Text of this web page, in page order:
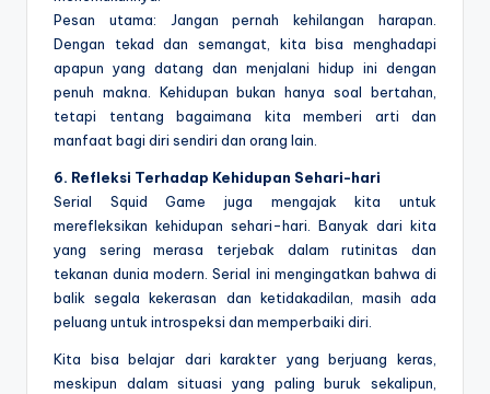
Pesan utama: Jangan pernah kehilangan harapan.
Dengan tekad dan semangat, kita bisa menghadapi
apapun yang datang dan menjalani hidup ini dengan
penuh makna. Kehidupan bukan hanya soal bertahan,
tetapi tentang bagaimana kita memberi arti dan
manfaat bagi diri sendiri dan orang lain.
6. Refleksi Terhadap Kehidupan Sehari-hari
Serial Squid Game juga mengajak kita untuk
merefleksikan kehidupan sehari-hari. Banyak dari kita
yang sering merasa terjebak dalam rutinitas dan
tekanan dunia modern. Serial ini mengingatkan bahwa di
balik segala kekerasan dan ketidakadilan, masih ada
peluang untuk introspeksi dan memperbaiki diri.
Kita bisa belajar dari karakter yang berjuang keras,
meskipun dalam situasi yang paling buruk sekalipun,